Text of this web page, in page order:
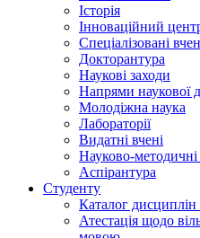
Історія
Інноваційний
Спеціалізовані
Докторантура
Наукові заходи
Напрями наукової
Молодіжна наука
Лабораторії
Видатні вчені
Науково-
Аспірантура
Студенту
Каталог дисциплін
Атестація щодо